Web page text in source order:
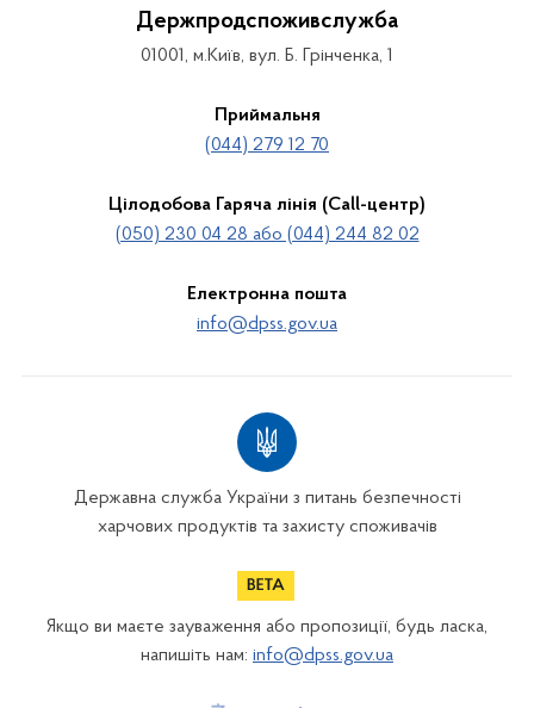
Держпродспоживслужба
01001, м.Київ, вул. Б. Грінченка, 1
Приймальня
(044) 279 12 70
Цілодобова Гаряча лінія (Call-центр)
(050) 230 04 28 або (044) 244 82 02
Електронна пошта
info@dpss.gov.ua
Державна служба України з питань безпечності
харчових продуктів та захисту споживачів
Якщо ви маєте зауваження або пропозиції, будь ласка,
напишіть нам: info@dpss.gov.ua